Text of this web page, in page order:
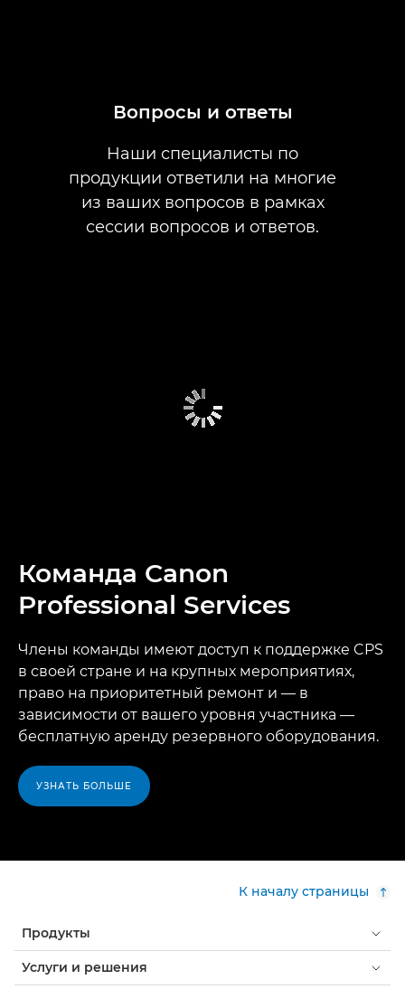
Вопросы и ответы
Наши специалисты по
продукции ответили на многие
из ваших вопросов в рамках
сессии вопросов и ответов.
Команда Canon
Professional Services
Члены команды имеют доступ к поддержке CPS
в своей стране и на крупных мероприятиях,
право на приоритетный ремонт и — в
зависимости от вашего уровня участника —
бесплатную аренду резервного оборудования.
УЗНАТЬ БОЛЬШЕ
К началу страницы
Продукты
Услуги и решения